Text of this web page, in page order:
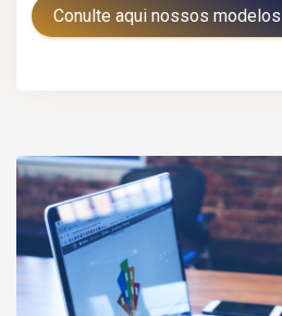
Conulte aqui nossos modelos